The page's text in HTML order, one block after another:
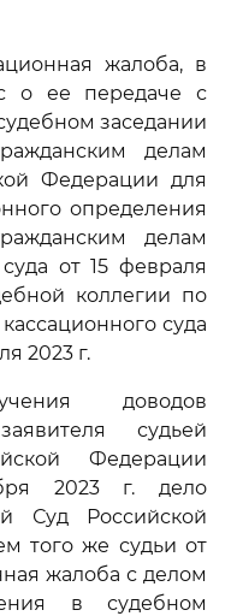
жалоба, в
о ее передаче с
заседании
делам
Федерации для
определения
делам
от 15 февраля
коллегии по
суда
2023 г.
доводов
судьей
Федерации
2023 г. дело
Суд Российской
того же судьи от
жалоба с делом
в судебном